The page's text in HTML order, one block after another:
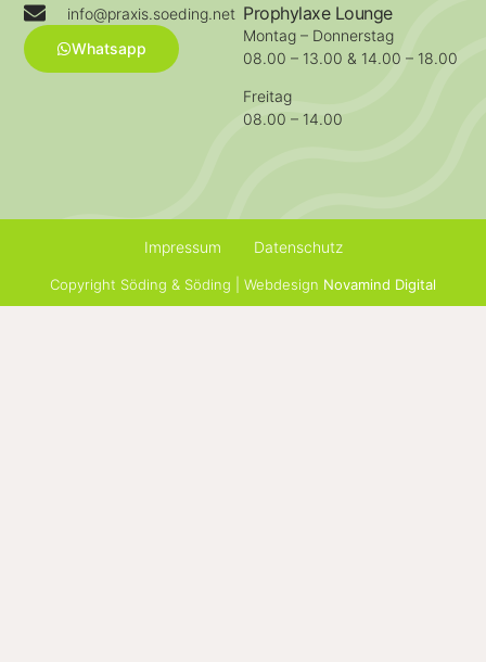
info@praxis.soeding.net
Whatsapp
Prophylaxe Lounge
Montag – Donnerstag
08.00 – 13.00 & 14.00 – 18.00
Freitag
08.00 – 14.00
Impressum Datenschutz
Copyright Söding & Söding | Webdesign Novamind Digital